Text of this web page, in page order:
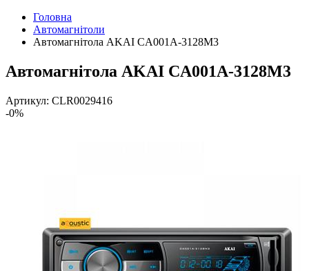
Головна
Автомагнітоли
Автомагнітола AKAI CA001A-3128M3
Автомагнітола AKAI CA001A-3128M3
Артикул: CLR0029416
-0%